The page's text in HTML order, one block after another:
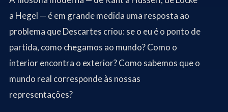
a Hegel — é em grande medida uma resposta ao
problema que Descartes criou: se o eu é o ponto de
partida, como chegamos ao mundo? Como o
interior encontra o exterior? Como sabemos que o
mundo real corresponde às nossas
representações?